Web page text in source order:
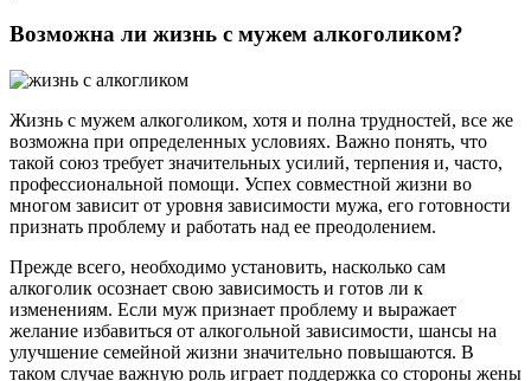
Возможна ли жизнь с мужем алкоголиком?
Жизнь с мужем алкоголиком, хотя и полна трудностей, все же
возможна при определенных условиях. Важно понять, что
такой союз требует значительных усилий, терпения и, часто,
профессиональной помощи. Успех совместной жизни во
многом зависит от уровня зависимости мужа, его готовности
признать проблему и работать над ее преодолением.
Прежде всего, необходимо установить, насколько сам
алкоголик осознает свою зависимость и готов ли к
изменениям. Если муж признает проблему и выражает
желание избавиться от алкогольной зависимости, шансы на
улучшение семейной жизни значительно повышаются. В
таком случае важную роль играет поддержка со стороны жены